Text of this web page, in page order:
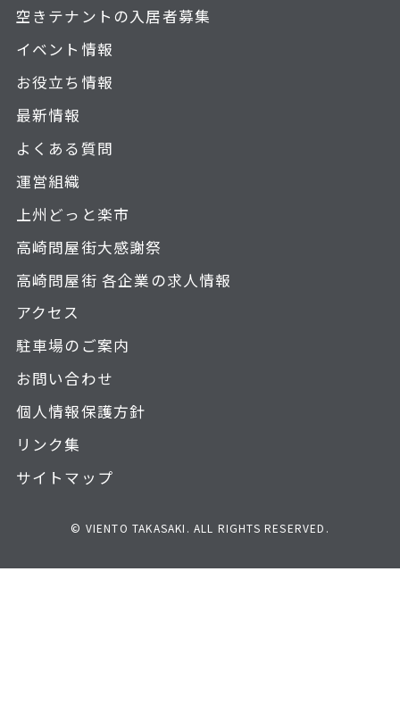
空きテナントの入居者募集
イベント情報
お役立ち情報
最新情報
よくある質問
運営組織
上州どっと楽市
高崎問屋街大感謝祭
高崎問屋街 各企業の求人情報
アクセス
駐車場のご案内
お問い合わせ
個人情報保護方針
リンク集
サイトマップ
© VIENTO TAKASAKI. ALL RIGHTS RESERVED.